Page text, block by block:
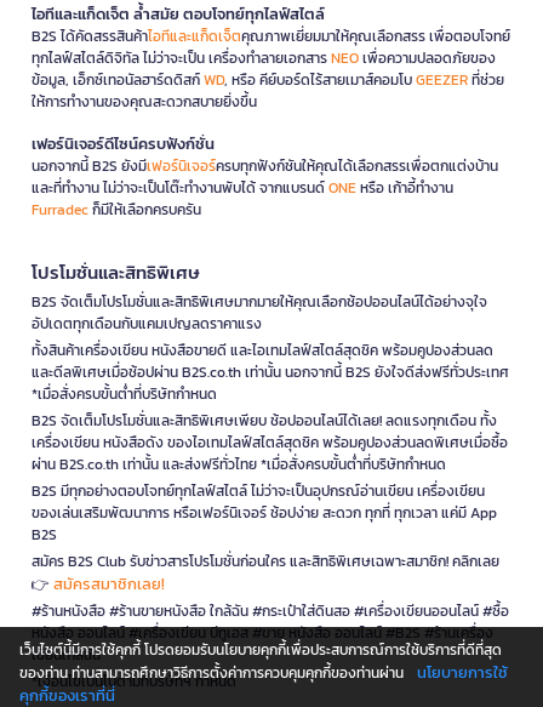
ไอทีและแก็ดเจ็ต ล้ำสมัย ตอบโจทย์ทุกไลฟ์สไตล์
B2S ได้คัดสรรสินค้าไอทีและแก็ดเจ็ตคุณภาพเยี่ยมมาให้คุณเลือกสรร เพื่อตอบโจทย์
ทุกไลฟ์สไตล์ดิจิทัล ไม่ว่าจะเป็น เครื่องทำลายเอกสารNEOเพื่อความปลอดภัยของ
ข้อมูล, เอ็กซ์เทอนัลฮาร์ดดิสก์WD, หรือ คีย์บอร์ดไร้สายเมาส์คอมโบGEEZERที่ช่วย
ให้การทำงานของคุณสะดวกสบายยิ่งขึ้น
เฟอร์นิเจอร์ดีไซน์ครบฟังก์ชั่น
นอกจากนี้ B2S ยังมีเฟอร์นิเจอร์ครบทุกฟังก์ชันให้คุณได้เลือกสรรเพื่อตกแต่งบ้าน
และที่ทำงาน ไม่ว่าจะเป็นโต๊ะทำงานพับได้ จากแบรนด์ONEหรือ เก้าอี้ทำงาน
Furradecก็มีให้เลือกครบครัน
โปรโมชั่นและสิทธิพิเศษ
B2S จัดเต็มโปรโมชั่นและสิทธิพิเศษมากมายให้คุณเลือกช้อปออนไลน์ได้อย่างจุใจ
อัปเดตทุกเดือนกับแคมเปญลดราคาแรง
ทั้งสินค้าเครื่องเขียน หนังสือขายดี และไอเทมไลฟ์สไตล์สุดชิค พร้อมคูปองส่วนลด
และดีลพิเศษเมื่อช้อปผ่าน B2S.co.th เท่านั้น นอกจากนี้ B2S ยังใจดีส่งฟรีทั่วประเทศ
*เมื่อสั่งครบขั้นต่ำที่บริษัทกำหนด
B2S จัดเต็มโปรโมชั่นและสิทธิพิเศษเพียบ ช้อปออนไลน์ได้เลย! ลดแรงทุกเดือน ทั้ง
เครื่องเขียน หนังสือดัง ของไอเทมไลฟ์สไตล์สุดชิค พร้อมคูปองส่วนลดพิเศษเมื่อซื้อ
ผ่าน B2S.co.th เท่านั้น และส่งฟรีทั่วไทย *เมื่อสั่งครบขั้นต่ำที่บริษัทกำหนด
B2S มีทุกอย่างตอบโจทย์ทุกไลฟ์สไตล์ ไม่ว่าจะเป็นอุปกรณ์อ่านเขียน เครื่องเขียน
ของเล่นเสริมพัฒนาการ หรือเฟอร์นิเจอร์ ช้อปง่าย สะดวก ทุกที่ ทุกเวลา แค่มี App
B2S
สมัคร B2S Club รับข่าวสารโปรโมชั่นก่อนใคร และสิทธิพิเศษเฉพาะสมาชิก! คลิกเลย
👉 สมัครสมาชิกเลย!
#ร้านหนังสือ #ร้านขายหนังสือ ใกล้ฉัน #กระเป๋าใส่ดินสอ #เครื่องเขียนออนไลน์ #ซื้อ
หนังสือ ออนไลน์ #เครื่องเขียน บีทูเอส #ขาย หนังสือ ออนไลน์ #B2S #ร้านเครื่อง
เขียนใกล้ฉัน
*เงื่อนไขเป็นไปตามที่บริษัทฯ กำหนด
เว็บไซต์นี้มีการใช้คุกกี้ โปรดยอมรับนโยบายคุกกี้เพื่อประสบการณ์การใช้บริการที่ดีที่สุด
ของท่าน ท่านสามารถศึกษาวิธีการตั้งค่าการควบคุมคุกกี้ของท่านผ่าน
นโยบายการใช้
คุกกี้ของเราที่นี่